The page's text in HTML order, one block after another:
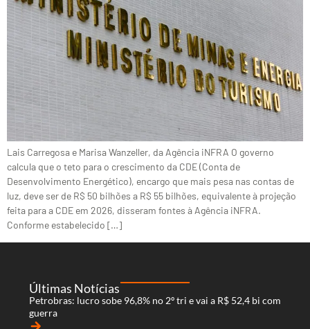
Lais Carregosa e Marisa Wanzeller, da Agência iNFRA O governo
calcula que o teto para o crescimento da CDE (Conta de
Desenvolvimento Energético), encargo que mais pesa nas contas de
luz, deve ser de R$ 50 bilhões a R$ 55 bilhões, equivalente à projeção
feita para a CDE em 2026, disseram fontes à Agência iNFRA.
Conforme estabelecido […]
Últimas Notícias
Petrobras: lucro sobe 96,8% no 2º tri e vai a R$ 52,4 bi com
guerra